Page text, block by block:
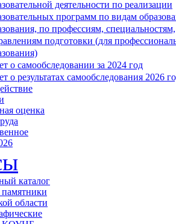
деятельности по реализации
программ по видам
по профессиям, специальностям,
подготовки (для
о самообследовании за 2024 год
о результатах самообследования 2026
оценка
каталог
области